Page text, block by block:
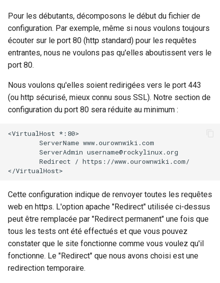
Pour les débutants, décomposons le début du fichier de
configuration. Par exemple, même si nous voulons toujours
écouter sur le port 80 (http standard) pour les requêtes
entrantes, nous ne voulons pas qu'elles aboutissent vers le
port 80.
Nous voulons qu'elles soient redirigées vers le port 443
(ou http sécurisé, mieux connu sous SSL). Notre section de
configuration du port 80 sera réduite au minimum :
<VirtualHost *:80>
        ServerName www.ourownwiki.com
        ServerAdmin username@rockylinux.org
        Redirect / https://www.ourownwiki.com/
Cette configuration indique de renvoyer toutes les requêtes
web en https. L'option apache "Redirect" utilisée ci-dessus
peut être remplacée par "Redirect permanent" une fois que
tous les tests ont été effectués et que vous pouvez
constater que le site fonctionne comme vous voulez qu'il
fonctionne. Le "Redirect" que nous avons choisi est une
redirection temporaire.